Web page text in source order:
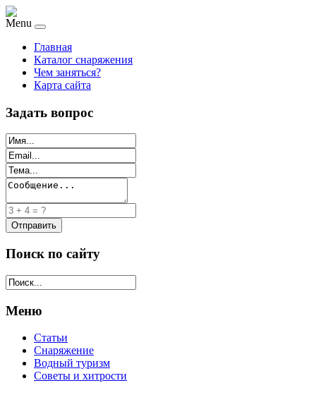
Menu
Главная
Каталог снаряжения
Чем заняться?
Карта сайта
Задать вопрос
Поиск по сайту
Меню
Статьи
Снаряжение
Водный туризм
Советы и хитрости